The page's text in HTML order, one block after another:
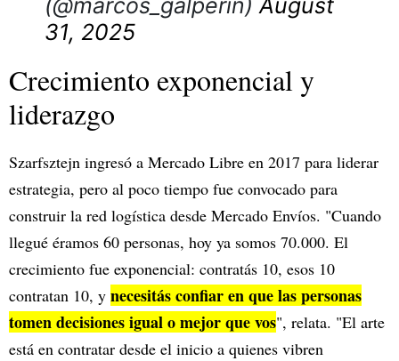
(@marcos_galperin)August
31, 2025
Crecimiento exponencial y
liderazgo
Szarfsztejn ingresó a Mercado Libre en 2017 para liderar
estrategia, pero al poco tiempo fue convocado para
construir la red logística desde Mercado Envíos. "Cuando
llegué éramos 60 personas, hoy ya somos 70.000. El
crecimiento fue exponencial: contratás 10, esos 10
contratan 10, y necesitás confiar en que las personas
tomen decisiones igual o mejor que vos", relata. "El arte
está en contratar desde el inicio a quienes vibren